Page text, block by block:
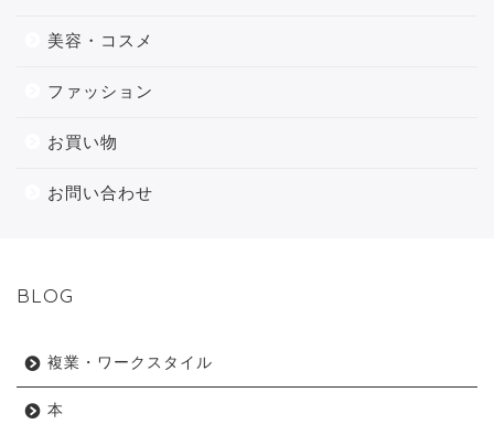
美容・コスメ
ファッション
お買い物
お問い合わせ
BLOG
複業・ワークスタイル
本